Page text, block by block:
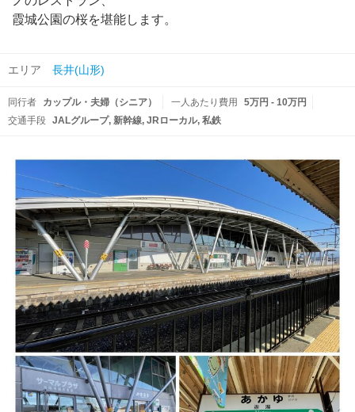
霞城公園の桜を堪能します。
エリア 長井(山形)
同行者 カップル・夫婦（シニア） 一人あたり費用
5万円 - 10万円
交通手段 JALグループ 新幹線 JRローカル 私鉄